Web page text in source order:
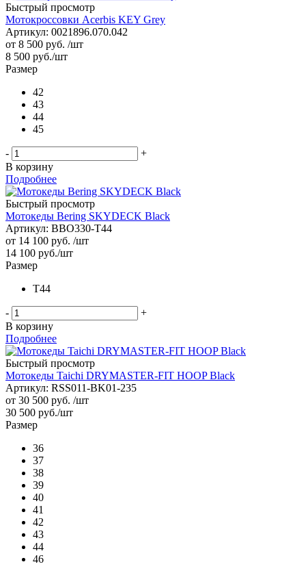
Быстрый просмотр
Мотокроссовки Acerbis KEY Grey
Артикул: 0021896.070.042
от 8 500 руб. /шт
8 500 руб./шт
Размер
42
43
44
45
-
+
В корзину
Подробнее
Быстрый просмотр
Мотокеды Bering SKYDECK Black
Артикул: BBO330-T44
от 14 100 руб. /шт
14 100 руб./шт
Размер
T44
-
+
В корзину
Подробнее
Быстрый просмотр
Мотокеды Taichi DRYMASTER-FIT HOOP Black
Артикул: RSS011-BK01-235
от 30 500 руб. /шт
30 500 руб./шт
Размер
36
37
38
39
40
41
42
43
44
46